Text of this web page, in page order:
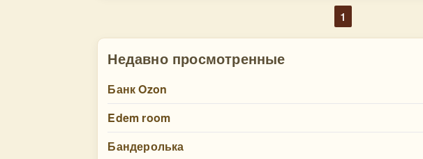
1
Недавно просмотренные
Банк Ozon
Edem room
Бандеролька